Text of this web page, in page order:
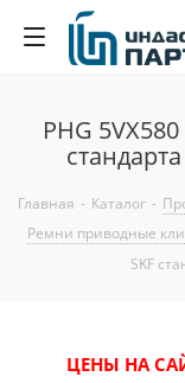
PHG
Главная - Каталог -
Ремни приводные
SKF
ЦЕНЫ НА